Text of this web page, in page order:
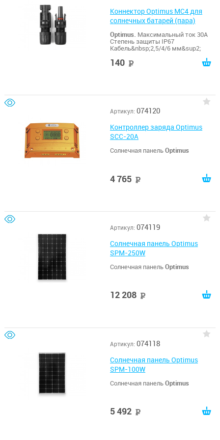
Коннектор Optimus MC4 для
солнечных батарей (пара)
Optimus. Максимальный ток 30А
Степень защиты IP67
Кабель&nbsp;2,5/4/6 мм&sup2;
140
Артикул: 074120
Контроллер заряда Optimus
SCC-20A
Солнечная панельOptimus
4 765
Артикул: 074119
Солнечная панель Optimus
SPM-250W
Солнечная панельOptimus
12 208
Артикул: 074118
Солнечная панель Optimus
SPM-100W
Солнечная панельOptimus
5 492